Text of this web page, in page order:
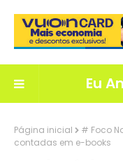
Eu
Página inicial # Foco
contadas em e-books